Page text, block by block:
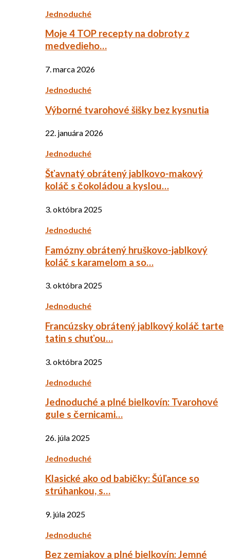
Jednoduché
Moje 4 TOP recepty na dobroty z
medvedieho…
7. marca 2026
Jednoduché
Výborné tvarohové šišky bez kysnutia
22. januára 2026
Jednoduché
Šťavnatý obrátený jablkovo-makový
koláč s čokoládou a kyslou…
3. októbra 2025
Jednoduché
Famózny obrátený hruškovo-jablkový
koláč s karamelom a so…
3. októbra 2025
Jednoduché
Francúzsky obrátený jablkový koláč tarte
tatin s chuťou…
3. októbra 2025
Jednoduché
Jednoduché a plné bielkovín: Tvarohové
gule s černicami…
26. júla 2025
Jednoduché
Klasické ako od babičky: Šúľance so
strúhankou, s…
9. júla 2025
Jednoduché
Bez zemiakov a plné bielkovín: Jemné